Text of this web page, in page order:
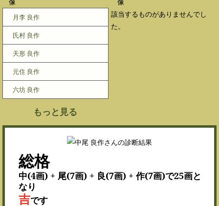
月李 良作
氏村 良作
天形 良作
元住 良作
六坊 良作
もっと見る
該当するものがありませんでし
た。
総格
中(4画) + 尾(7画) + 良(7画) + 作(7画)で25画と
なり
吉です